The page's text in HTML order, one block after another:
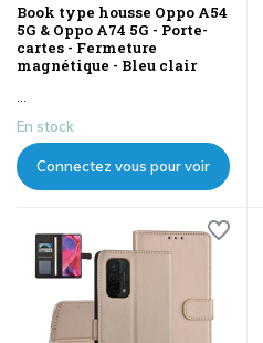
Book type housse Oppo A54
5G & Oppo A74 5G - Porte-
cartes - Fermeture
magnétique - Bleu clair
En stock
Connectez vous pour voir